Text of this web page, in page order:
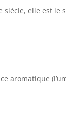
siècle, elle est
aromatique